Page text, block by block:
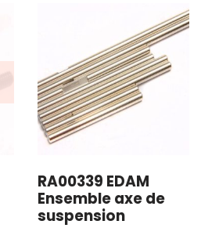
RA00339 EDAM
Ensemble axe de
suspension